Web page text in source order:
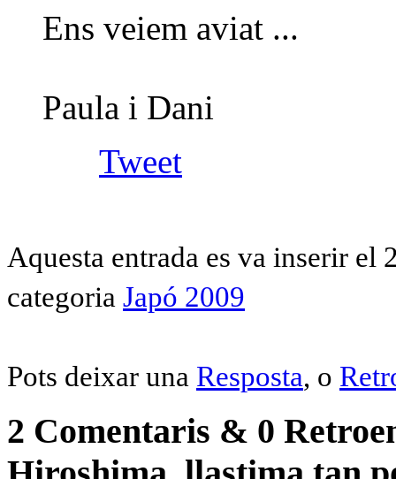
Ens veiem aviat ...
Paula i Dani
Tweet
Aquesta entrada es va inserir el
categoria Japó 2009
Pots deixar una Resposta, o
2 Comentaris & 0